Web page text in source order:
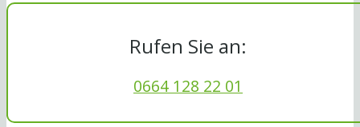
Rufen Sie an:
0664 128 22 01